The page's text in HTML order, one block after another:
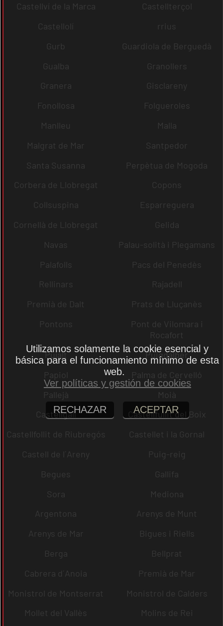
Castellví de la Marca
Castellterçol
Castellolí
rrius
Gurb
Guardiola de Berguedà
Gualba
Granollers
Granera
Gisclareny
Fonollosa
Folgueroles
Manlleu
Malla
Malgrat de Mar
Santpedor
Santa Susanna
Perpètua de Mogoda
Corbera de Llobregat
Copons
Collsuspina
Esparreguera
Cornellà de Llobregat
Gelida
Navas
Palau-solità i Plegamans
Palafolls
Pacs del Penedès
Rellinars
Rajadell
Premià de Dalt
Prats de Lluçanès
Pontons
Pont de Vilomara i
Rocafort
Pujalt
Puigdàlber
Papiol
Palma de Cervelló
Pallejà
Moià
Castellgalí
Castellfullit del Boix
Castellfollit de Riubregós
Castellet i la Gornal
Castell de l´Areny
Puig-reig
Begues
Gallifa
Sora
Mediona
Argentona
Arenys de Munt
Arenys de Mar
Bigues i Riells
Berga
Bellprat
Cabrera d´Anoia
Premià de Mar
Monistrol de Montserrat
Monistrol de Calders
Mollet del Vallès
Molins de Rei
Utilizamos solamente la cookie esencial y
básica para el funcionamiento mínimo de esta
web.
Ver políticas y gestión de cookies
RECHAZAR ACEPTAR